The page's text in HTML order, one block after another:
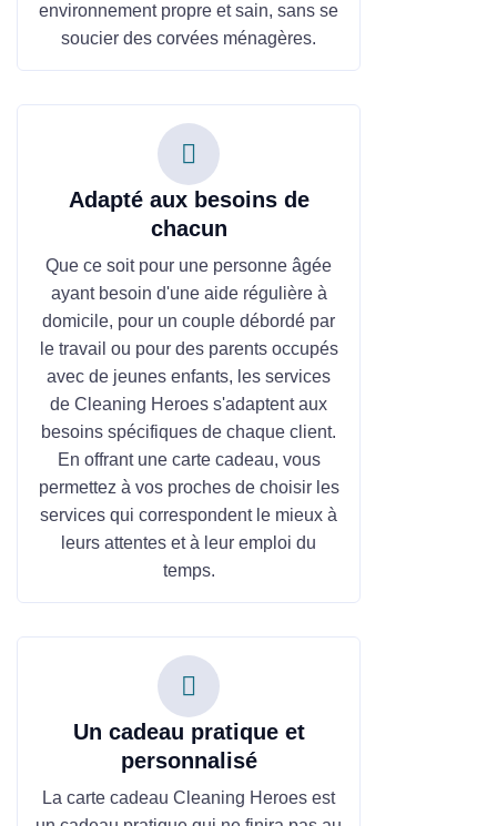
environnement propre et sain, sans se
soucier des corvées ménagères.
Adapté aux besoins de
chacun
Que ce soit pour une personne âgée
ayant besoin d'une aide régulière à
domicile, pour un couple débordé par
le travail ou pour des parents occupés
avec de jeunes enfants, les services
de Cleaning Heroes s'adaptent aux
besoins spécifiques de chaque client.
En offrant une carte cadeau, vous
permettez à vos proches de choisir les
services qui correspondent le mieux à
leurs attentes et à leur emploi du
temps.
Un cadeau pratique et
personnalisé
La carte cadeau Cleaning Heroes est